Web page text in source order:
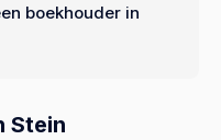
Stein
boekhouder in